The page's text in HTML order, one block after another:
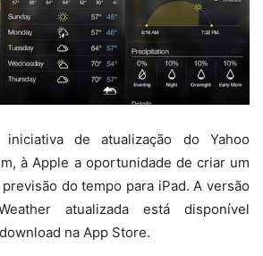
de atualização do Yahoo
à Apple a oportunidade de criar um
do tempo para iPad. A versão
atualizada está disponível
na App Store.